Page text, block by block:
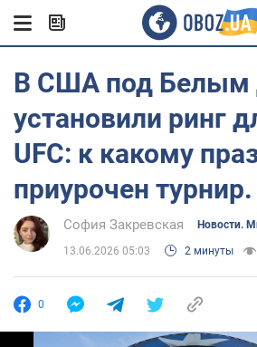
В США под Белым
установили ринг
UFC: к какому
приурочен
София Закревская Новости.
13.06.2026 05:03 2 минуты
0